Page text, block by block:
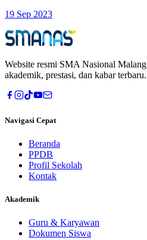
19 Sep 2023
Website resmi SMA Nasional Malang
akademik, prestasi, dan kabar terbaru.
Navigasi Cepat
Beranda
PPDB
Profil Sekolah
Kontak
Akademik
Guru & Karyawan
Dokumen Siswa